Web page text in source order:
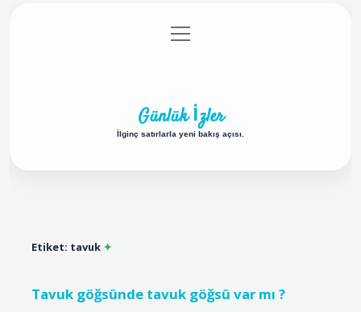
Gizlilik Politikası
menüyü
aç
Günlük İzler
İlginç satırlarla yeni bakış açısı.
Etiket: tavuk
Tavuk göğsünde tavuk göğsü var mı ?